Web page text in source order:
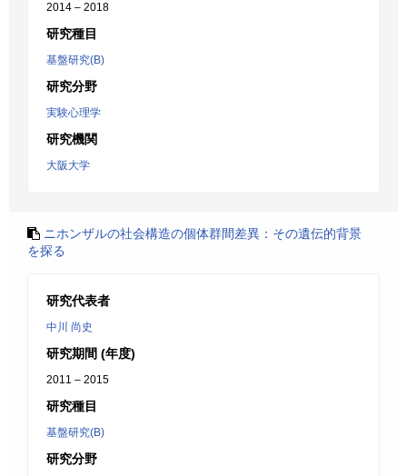
2014 – 2018
研究種目
基盤研究(B)
研究分野
実験心理学
研究機関
大阪大学
ニホンザルの社会構造の個体群間差異：その遺伝的背景
を探る
研究代表者
中川 尚史
研究期間 (年度)
2011 – 2015
研究種目
基盤研究(B)
研究分野